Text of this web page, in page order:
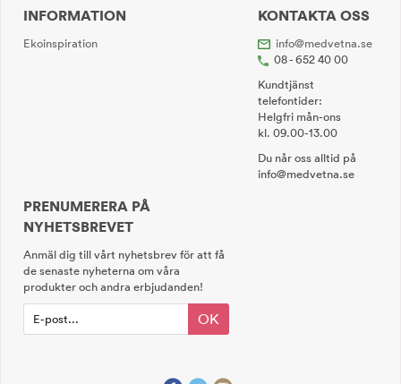
INFORMATION
Ekoinspiration
KONTAKTA OSS
info@medvetna.se
08 - 652 40 00
Kundtjänst
telefontider:
Helgfri mån-ons
kl. 09.00-13.00
Du når oss alltid på
info@medvetna.se
PRENUMERERA PÅ
NYHETSBREVET
Anmäl dig till vårt nyhetsbrev för att få
de senaste nyheterna om våra
produkter och andra erbjudanden!
OK